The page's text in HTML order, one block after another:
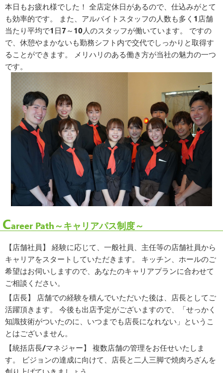
本日もお疲れ様でした！ 全店定休日があるので、仕込みがとて
も効率的です。 また、アルバイトスタッフの人数も多く1店舗
当たり平均で1日7～10人のスタッフが働いています。 ですの
で、休憩やまかないも勤務シフト内で交代でしっかりと取得す
ることができます。 メリハリのある働き方が当社の魅力の一つ
です。
Career Path～キャリアパス制度～
【店舗社員】 経験に応じて、一般社員、主任等の店舗社員から
キャリアをスタートしていただきます。 キッチン、ホールのご
希望はお伺いしますので、あなたのキャリアプランに合わせて
ご相談ください。
【店長】 店舗での経験を積んでいただいた後は、店長としてご
活躍頂きます。 今後も出店予定がございますので、「せっかく
知識技術がついたのに、いつまでも店長になれない」というこ
とはございません。
【統括店長/マネジャー】 複数店舗の管理をお任せいたしま
す。 ビジョンの達成に向けて、店長と二人三脚で焼肉ろざんを